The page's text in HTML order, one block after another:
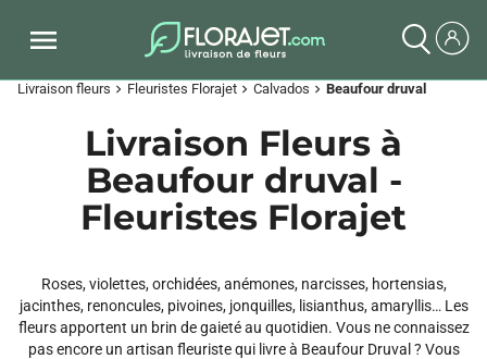
Livraison fleurs chevron_right Fleuristes Florajet chevron_right Calvados chevron_right Beaufour druval
Livraison Fleurs à
Beaufour druval -
Fleuristes Florajet
Roses, violettes, orchidées, anémones, narcisses, hortensias,
jacinthes, renoncules, pivoines, jonquilles, lisianthus, amaryllis… Les
fleurs apportent un brin de gaieté au quotidien. Vous ne connaissez
pas encore un artisan fleuriste qui livre à Beaufour Druval ? Vous